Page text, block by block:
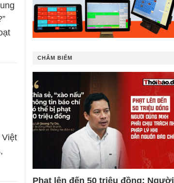
Việt
CHÂM BIẾM
Phạt lên đến 50 triệu đồng: Người